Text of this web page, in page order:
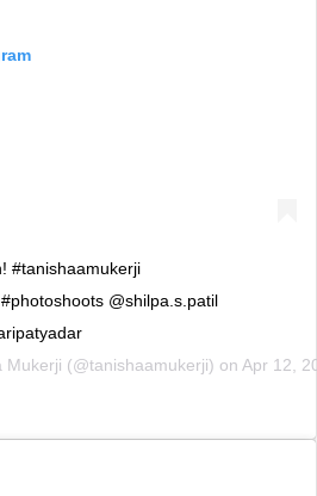
#tanishaamukerji
@shilpa.s.patil
Mukerji (@tanishaamukerji) on Apr 12,